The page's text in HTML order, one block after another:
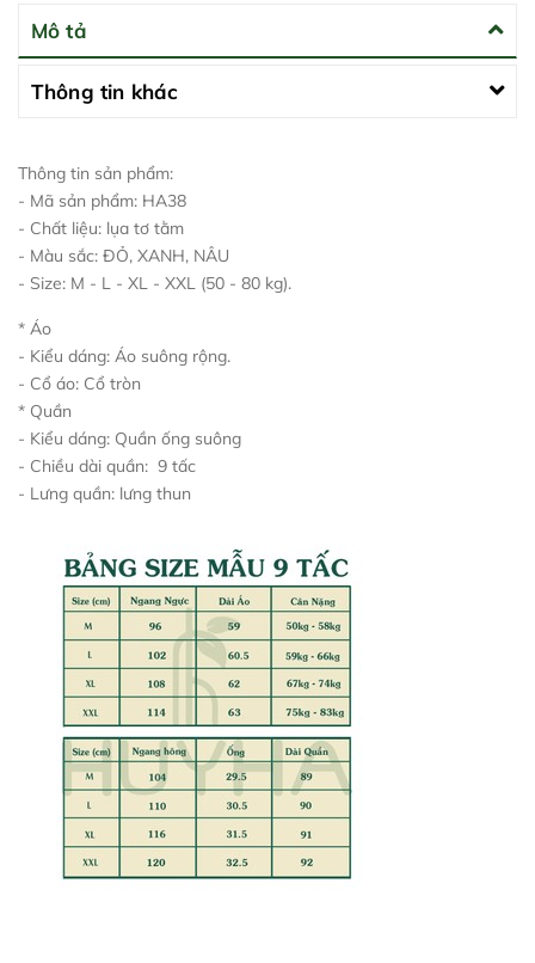
Mô tả
Thông tin khác
Thông tin sản phẩm:
- Mã sản phẩm: HA38
- Chất liệu: lụa tơ tằm
- Màu sắc: ĐỎ, XANH, NÂU
- Size: M - L - XL - XXL (50 - 80 kg).
* Áo
- Kiểu dáng: Áo suông rộng.
- Cổ áo: Cổ tròn
* Quần
- Kiểu dáng: Quần ống suông
- Chiều dài quần: 9 tấc
- Lưng quần: lưng thun